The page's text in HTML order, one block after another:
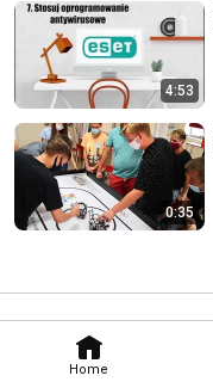
Home
4:53
0:35